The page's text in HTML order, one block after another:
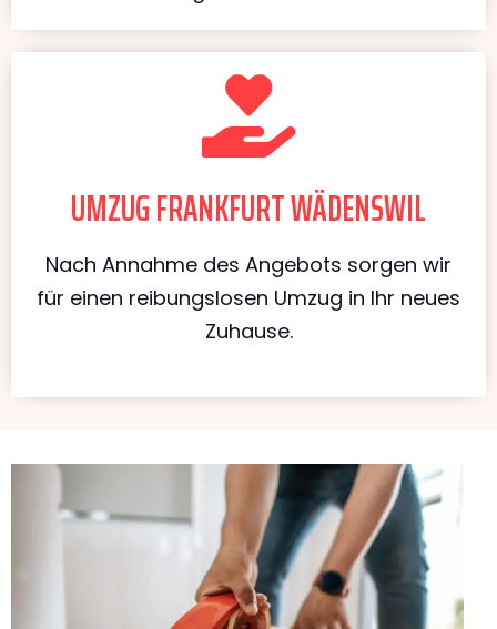
UMZUG FRANKFURT WÄDENSWIL
Nach Annahme des Angebots sorgen wir
für einen reibungslosen Umzug in Ihr neues
Zuhause.